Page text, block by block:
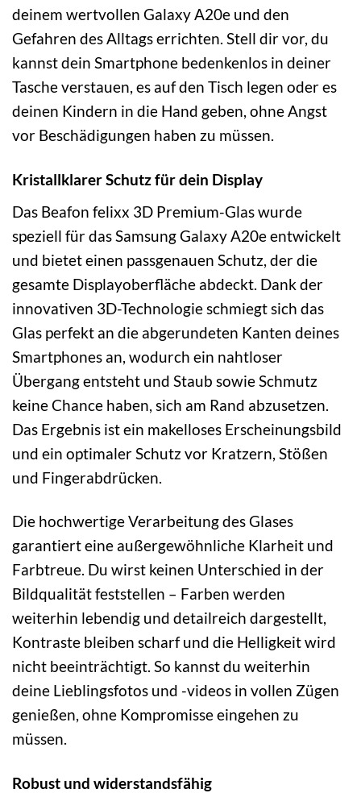
deinem wertvollen Galaxy A20e und den
Gefahren des Alltags errichten. Stell dir vor, du
kannst dein Smartphone bedenkenlos in deiner
Tasche verstauen, es auf den Tisch legen oder es
deinen Kindern in die Hand geben, ohne Angst
vor Beschädigungen haben zu müssen.
Kristallklarer Schutz für dein Display
Das Beafon felixx 3D Premium-Glas wurde
speziell für das Samsung Galaxy A20e entwickelt
und bietet einen passgenauen Schutz, der die
gesamte Displayoberfläche abdeckt. Dank der
innovativen 3D-Technologie schmiegt sich das
Glas perfekt an die abgerundeten Kanten deines
Smartphones an, wodurch ein nahtloser
Übergang entsteht und Staub sowie Schmutz
keine Chance haben, sich am Rand abzusetzen.
Das Ergebnis ist ein makelloses Erscheinungsbild
und ein optimaler Schutz vor Kratzern, Stößen
und Fingerabdrücken.
Die hochwertige Verarbeitung des Glases
garantiert eine außergewöhnliche Klarheit und
Farbtreue. Du wirst keinen Unterschied in der
Bildqualität feststellen – Farben werden
weiterhin lebendig und detailreich dargestellt,
Kontraste bleiben scharf und die Helligkeit wird
nicht beeinträchtigt. So kannst du weiterhin
deine Lieblingsfotos und -videos in vollen Zügen
genießen, ohne Kompromisse eingehen zu
müssen.
Robust und widerstandsfähig